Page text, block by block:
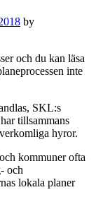
by
och du kan läsa
inte
SKL:s
tillsammans
hyror.
kommuner ofta
och
lokala planer